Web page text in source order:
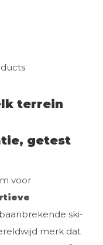
terrein
getest
voor
ski-
merk dat